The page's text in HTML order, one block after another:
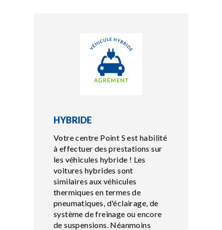
HYBRIDE
Votre centre Point S est habilité
à effectuer des prestations sur
les véhicules hybride ! Les
voitures hybrides sont
similaires aux véhicules
thermiques en termes de
pneumatiques, d'éclairage, de
système de freinage ou encore
de suspensions. Néanmoins